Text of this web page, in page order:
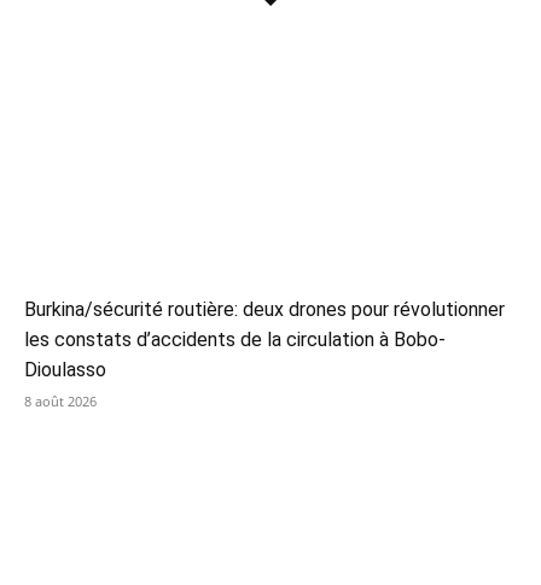
Burkina/sécurité routière: deux drones pour révolutionner
les constats d’accidents de la circulation à Bobo-
Dioulasso
8 août 2026